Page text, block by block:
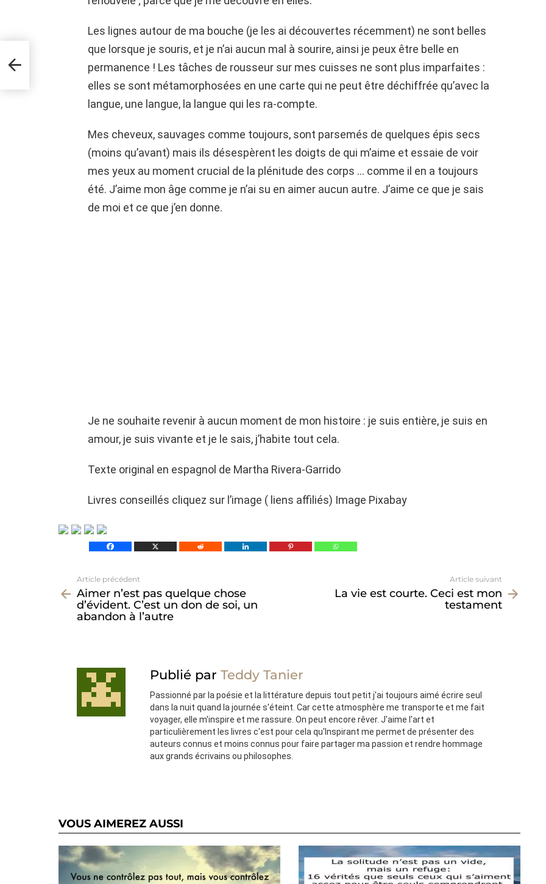
Les lignes autour de ma bouche (je les ai découvertes récemment) ne sont belles
que lorsque je souris, et je n’ai aucun mal à sourire, ainsi je peux être belle en
permanence ! Les tâches de rousseur sur mes cuisses ne sont plus imparfaites :
elles se sont métamorphosées en une carte qui ne peut être déchiffrée qu’avec la
langue, une langue, la langue qui les ra-compte.
Mes cheveux, sauvages comme toujours, sont parsemés de quelques épis secs
(moins qu’avant) mais ils désespèrent les doigts de qui m’aime et essaie de voir
mes yeux au moment crucial de la plénitude des corps … comme il en a toujours
été. J’aime mon âge comme je n’ai su en aimer aucun autre. J’aime ce que je sais
de moi et ce que j’en donne.
Je ne souhaite revenir à aucun moment de mon histoire : je suis entière, je suis en
amour, je suis vivante et je le sais, j’habite tout cela.
Texte original en espagnol de Martha Rivera-Garrido
Livres conseillés cliquez sur l’image ( liens affiliés) Image Pixabay
plus
Article précédent
Aimer n’est pas quelque chose
d’évident. C’est un don de soi, un
abandon à l’autre
Article suivant
La vie est courte. Ceci est mon
testament
Publié par Teddy Tanier
Passionné par la poésie et la littérature depuis tout petit j'ai toujours aimé écrire seul
dans la nuit quand la journée s'éteint. Car cette atmosphère me transporte et me fait
voyager, elle m'inspire et me rassure. On peut encore rêver. J'aime l'art et
particulièrement les livres c'est pour cela qu'Inspirant me permet de présenter des
auteurs connus et moins connus pour faire partager ma passion et rendre hommage
aux grands écrivains ou philosophes.
VOUS AIMEREZ AUSSI